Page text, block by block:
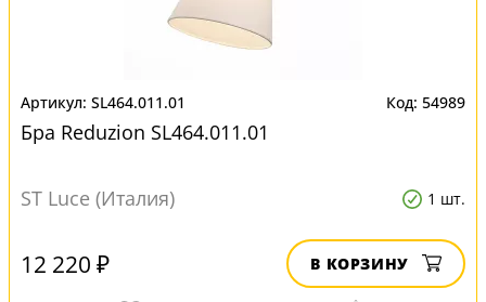
SL464.011.01 54989
Бра Reduzion SL464.011.01
ST Luce (Италия) 1 шт.
12 220 ₽ В КОРЗИНУ